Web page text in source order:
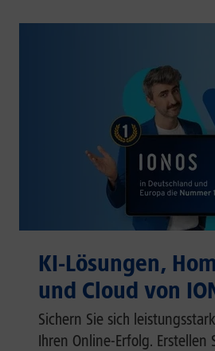
KI-Lösungen,
und Cloud von
Sichern Sie sich
Ihren Online-Erfolg. Erstellen